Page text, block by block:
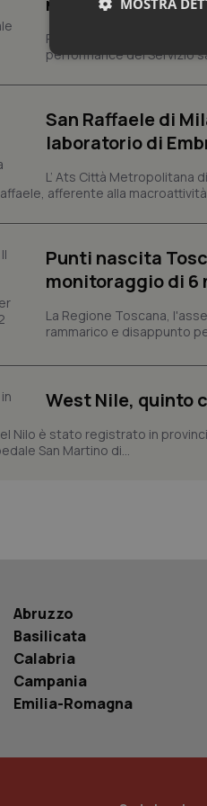
Regione Lombardia
performance del Servizio
San Raffaele di
laboratorio di
L’ Ats Città Metropolitana
afferente alla
Punti nascita
monitoraggio di 6
La Regione Toscana,
rammarico e disappunto
West Nile, quinto
Nilo è stato registrato in
San Martino di...
Abruzzo
Basilicata
Calabria
Campania
Emilia-Romagna
MOSTRA
Nome
tracking-sites-